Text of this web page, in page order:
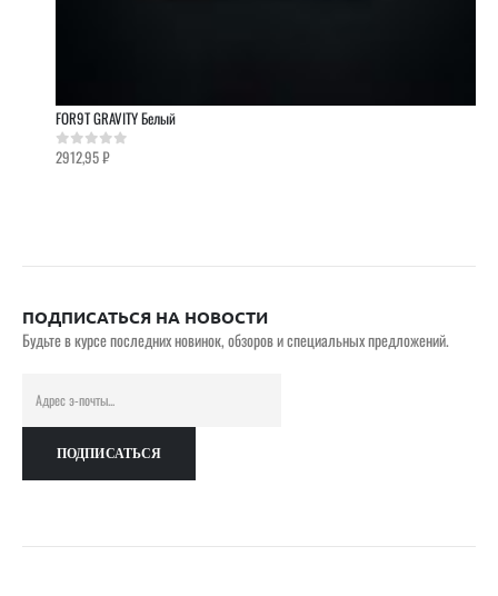
FOR9T GRAVITY Белый
0out of 5
2912,95₽
ПОДПИСАТЬСЯ НА НОВОСТИ
Будьте в курсе последних новинок, обзоров и специальных предложений.